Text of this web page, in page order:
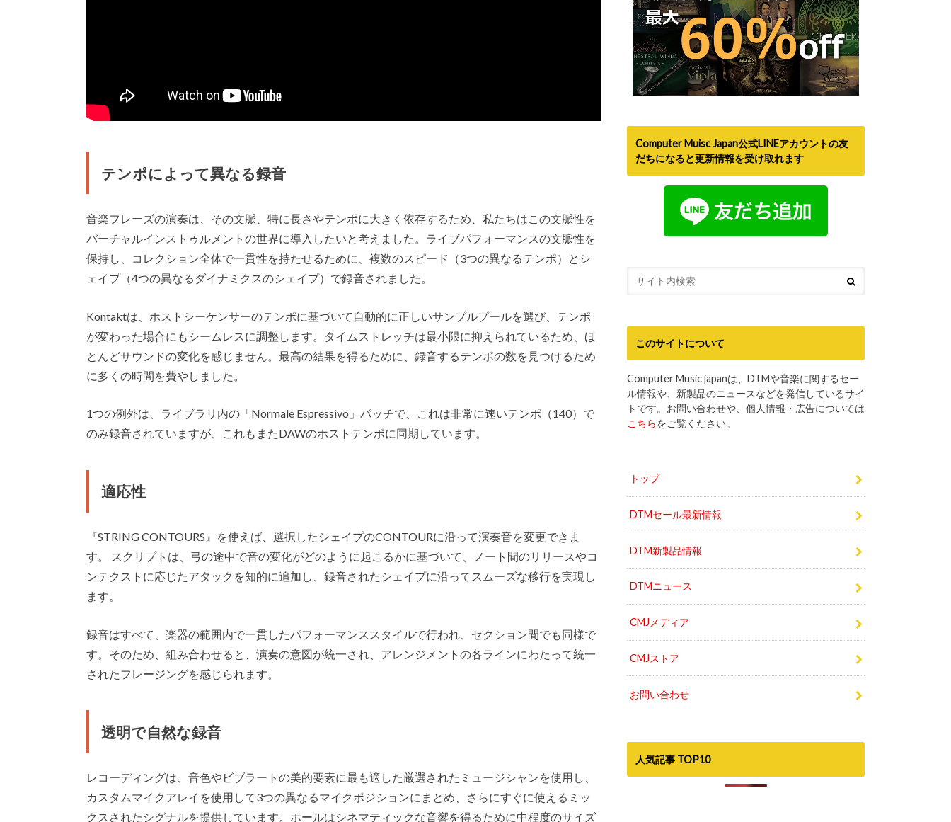
テンポによって異なる録音
音楽フレーズの演奏は、その文脈、特に長さやテンポに大きく依存するため、私たちはこの文脈性を
バーチャルインストゥルメントの世界に導入したいと考えました。ライブパフォーマンスの文脈性を
保持し、コレクション全体で一貫性を持たせるために、複数のスピード（3つの異なるテンポ）とシ
ェイプ（4つの異なるダイナミクスのシェイプ）で録音されました。
Kontaktは、ホストシーケンサーのテンポに基づいて自動的に正しいサンプルプールを選び、テンポ
が変わった場合にもシームレスに調整します。タイムストレッチは最小限に抑えられているため、ほ
とんどサウンドの変化を感じません。最高の結果を得るために、録音するテンポの数を見つけるため
に多くの時間を費やしました。
1つの例外は、ライブラリ内の「Normale Espressivo」パッチで、これは非常に速いテンポ（140）で
のみ録音されていますが、これもまたDAWのホストテンポに同期しています。
適応性
『STRING CONTOURS』を使えば、選択したシェイプのCONTOURに沿って演奏音を変更できま
す。 スクリプトは、弓の途中で音の変化がどのように起こるかに基づいて、ノート間のリリースやコ
ンテクストに応じたアタックを知的に追加し、録音されたシェイプに沿ってスムーズな移行を実現し
ます。
録音はすべて、楽器の範囲内で一貫したパフォーマンススタイルで行われ、セクション間でも同様で
す。そのため、組み合わせると、演奏の意図が統一され、アレンジメントの各ラインにわたって統一
されたフレージングを感じられます。
透明で自然な録音
レコーディングは、音色やビブラートの美的要素に最も適した厳選されたミュージシャンを使用し、
カスタムマイクアレイを使用して3つの異なるマイクポジションにまとめ、さらにすぐに使えるミッ
クスされたシグナルを提供しています。ホールはシネマティックな音響を得るために中程度のサイズ
Computer Muisc Japan公式LINEアカウントの友
だちになると更新情報を受け取れます
このサイトについて
Computer Music japanは、DTMや音楽に関するセー
ル情報や、新製品のニュースなどを発信しているサイ
トです。お問い合わせや、個人情報・広告については
こちらをご覧ください。
トップ
DTMセール最新情報
DTM新製品情報
DTMニュース
CMJメディア
CMJストア
お問い合わせ
人気記事 TOP10